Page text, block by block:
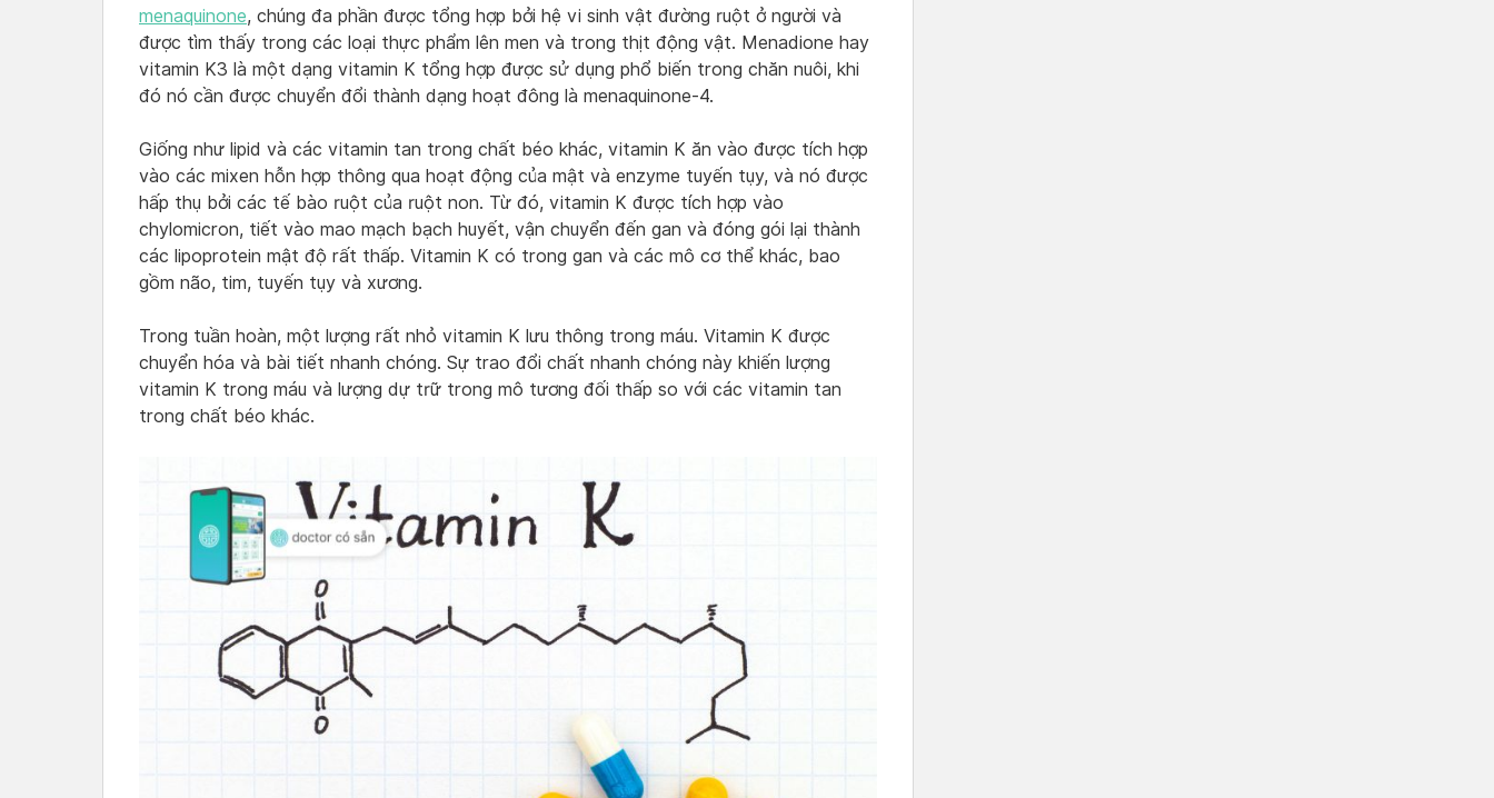
menaquinone, chúng đa phần được tổng hợp bởi hệ vi sinh vật đường ruột ở người và
được tìm thấy trong các loại thực phẩm lên men và trong thịt động vật. Menadione hay
vitamin K3 là một dạng vitamin K tổng hợp được sử dụng phổ biến trong chăn nuôi, khi
đó nó cần được chuyển đổi thành dạng hoạt đông là menaquinone-4.
Giống như lipid và các vitamin tan trong chất béo khác, vitamin K ăn vào được tích hợp
vào các mixen hỗn hợp thông qua hoạt động của mật và enzyme tuyến tụy, và nó được
hấp thụ bởi các tế bào ruột của ruột non. Từ đó, vitamin K được tích hợp vào
chylomicron, tiết vào mao mạch bạch huyết, vận chuyển đến gan và đóng gói lại thành
các lipoprotein mật độ rất thấp. Vitamin K có trong gan và các mô cơ thể khác, bao
gồm não, tim, tuyến tụy và xương.
Trong tuần hoàn, một lượng rất nhỏ vitamin K lưu thông trong máu. Vitamin K được
chuyển hóa và bài tiết nhanh chóng. Sự trao đổi chất nhanh chóng này khiến lượng
vitamin K trong máu và lượng dự trữ trong mô tương đối thấp so với các vitamin tan
trong chất béo khác.